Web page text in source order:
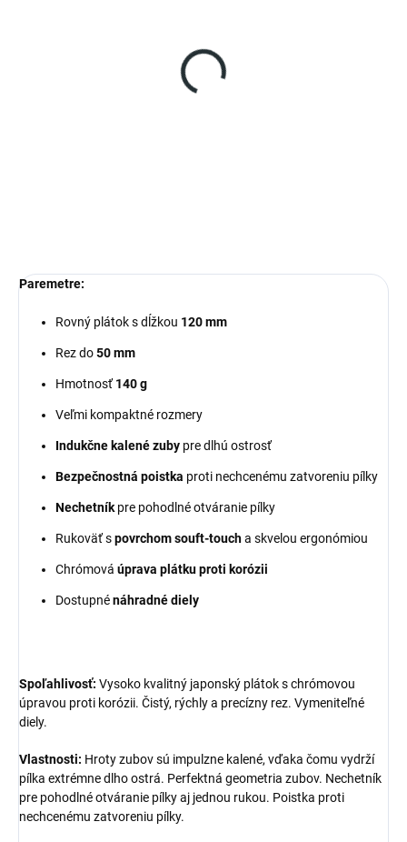
Paremetre:
Rovný plátok s dĺžkou 120 mm
Rez do50 mm
Hmotnosť140 g
Veľmi kompaktné rozmery
Indukčne kalené zuby pre dlhú ostrosť
Bezpečnostná poistka proti nechcenému zatvoreniu pílky
Nechetník pre pohodlné otváranie pílky
Rukoväť spovrchom souft-toucha skvelou ergonómiou
Chrómová úprava plátku proti korózii
Dostupnénáhradné diely
Spoľahlivosť: Vysoko kvalitný japonský plátok s chrómovou
úpravou proti korózii. Čistý, rýchly a precízny rez. Vymeniteľné
diely.
Vlastnosti: Hroty zubov sú impulzne kalené, vďaka čomu vydrží
pílka extrémne dlho ostrá. Perfektná geometria zubov. Nechetník
pre pohodlné otváranie pílky aj jednou rukou. Poistka proti
nechcenému zatvoreniu pílky.